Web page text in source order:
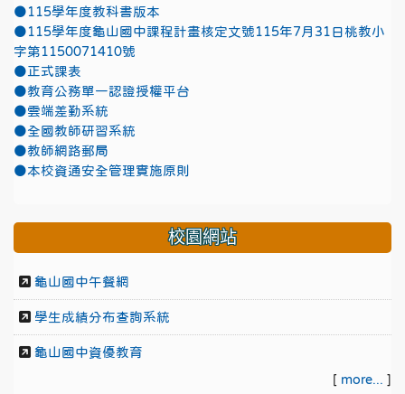
●115學年度教科書版本
●115學年度龜山國中課程計畫核定文號115年7月31日桃教小
字第1150071410號
●正式課表
●教育公務單一認證授權平台
●雲端差勤系統
●全國教師研習系統
●教師網路郵局
●本校資通安全管理實施原則
校園網站
龜山國中午餐網
學生成績分布查詢系統
龜山國中資優教育
[ more... ]